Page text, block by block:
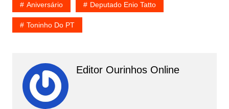
Aniversário Deputado Enio Tatto
Toninho Do PT
Editor Ourinhos Online